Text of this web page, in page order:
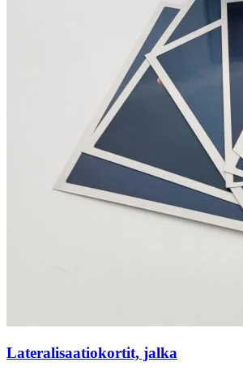
Lateralisaatiokortit, jalka